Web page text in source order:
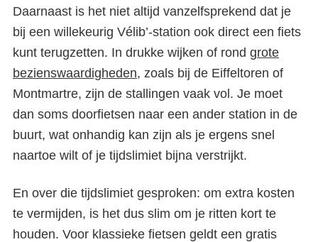
Daarnaast is het niet altijd vanzelfsprekend dat je
bij een willekeurig Vélib’-station ook direct een fiets
kunt terugzetten. In drukke wijken of rond grote
bezienswaardigheden, zoals bij de Eiffeltoren of
Montmartre, zijn de stallingen vaak vol. Je moet
dan soms doorfietsen naar een ander station in de
buurt, wat onhandig kan zijn als je ergens snel
naartoe wilt of je tijdslimiet bijna verstrijkt.
En over die tijdslimiet gesproken: om extra kosten
te vermijden, is het dus slim om je ritten kort te
houden. Voor klassieke fietsen geldt een gratis